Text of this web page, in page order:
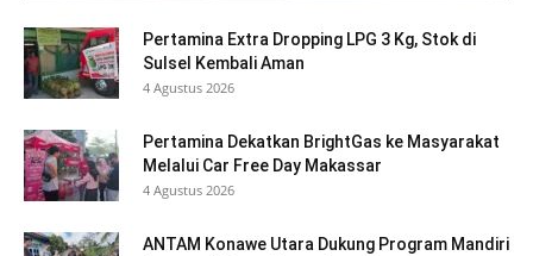
Pertamina Extra Dropping LPG 3 Kg, Stok di
Sulsel Kembali Aman
4 Agustus 2026
Pertamina Dekatkan BrightGas ke Masyarakat
Melalui Car Free Day Makassar
4 Agustus 2026
ANTAM Konawe Utara Dukung Program Mandiri